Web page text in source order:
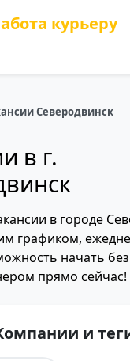
Северодвинск
в г.
в городе
графиком,
начать
прямо сейчас!
и